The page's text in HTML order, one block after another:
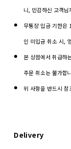
니, 민감하신 고객님
무통장 입금 기한은
인 미입금 취소 시,
본 상점에서 취급하
주문 취소는 불가합
위 사항을 반드시 참
Delivery